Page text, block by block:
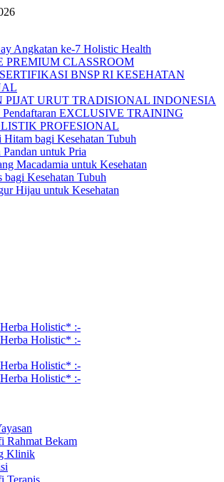
Angkatan ke-7 Holistic Health
PREMIUM CLASSROOM
BNSP RI KESEHATAN
PIJAT URUT TRADISIONAL INDONESIA
Pendaftaran EXCLUSIVE TRAINING
PROFESIONAL
bagi Kesehatan Tubuh
untuk Pria
Macadamia untuk Kesehatan
bagi Kesehatan Tubuh
Hijau untuk Kesehatan
Rahmat Bekam
Klinik
Terapis